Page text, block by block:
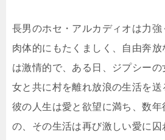
長男のホセ・アルカディオは力強
肉体的にもたくましく、自由奔
は激情的で、ある日、ジプシー
女と共に村を離れ放浪の生活を送
彼の人生は愛と欲望に満ち、数
の、その生活は再び激しい愛に